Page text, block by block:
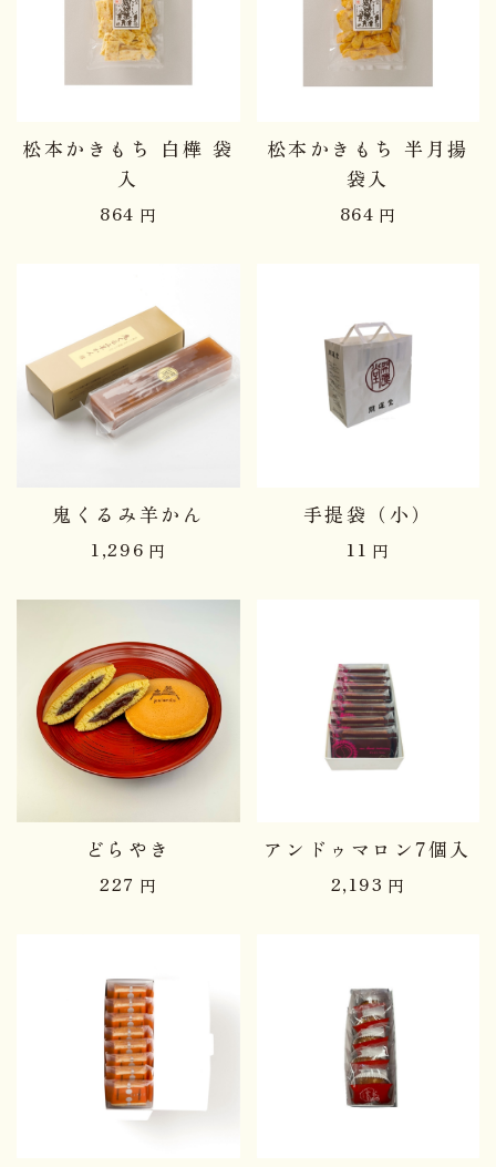
松本かきもち 白樺 袋
入
864 円
松本かきもち 半月揚
袋入
864 円
鬼くるみ羊かん
1,296 円
手提袋（小）
11 円
どらやき
227 円
アンドゥマロン7個入
2,193 円